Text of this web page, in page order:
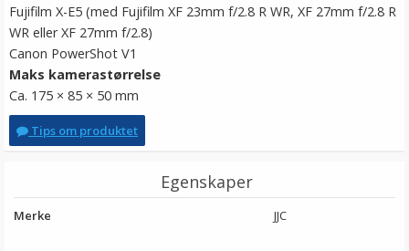
Fujifilm X-E5 (med Fujifilm XF 23mm f/2.8 R WR, XF 27mm f/2.8 R
WR eller XF 27mm f/2.8)
Canon PowerShot V1
Maks kamerastørrelse
Ca. 175 × 85 × 50 mm
Tips om produktet
Egenskaper
Merke JJC